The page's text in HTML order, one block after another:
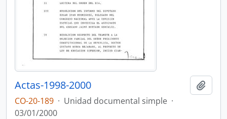
Actas-1998-2000
CO-20-189 · Unidad documental simple ·
03/01/2000